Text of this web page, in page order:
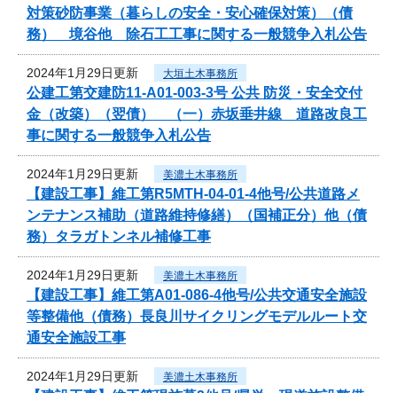
対策砂防事業（暮らしの安全・安心確保対策）（債
務） 境谷他 除石工工事に関する一般競争入札公告
2024年1月29日更新 大垣土木事務所
公建工第交建防11-A01-003-3号 公共 防災・安全交付
金（改築）（翌債） （一）赤坂垂井線 道路改良工
事に関する一般競争入札公告
2024年1月29日更新 美濃土木事務所
【建設工事】維工第R5MTH-04-01-4他号/公共道路メ
ンテナンス補助（道路維持修繕）（国補正分）他（債
務）タラガトンネル補修工事
2024年1月29日更新 美濃土木事務所
【建設工事】維工第A01-086-4他号/公共交通安全施設
等整備他（債務）長良川サイクリングモデルルート交
通安全施設工事
2024年1月29日更新 美濃土木事務所